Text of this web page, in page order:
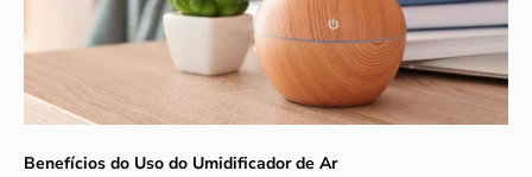
Benefícios do Uso do Umidificador de Ar